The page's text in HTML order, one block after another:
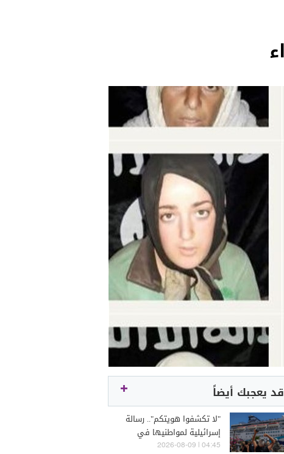
قد يعجبك أيضاً
"لا تكشفوا هويتكم".. رسالة
إسرائيلية لمواطنيها في
اليونان
04:45 | 2026-08-09